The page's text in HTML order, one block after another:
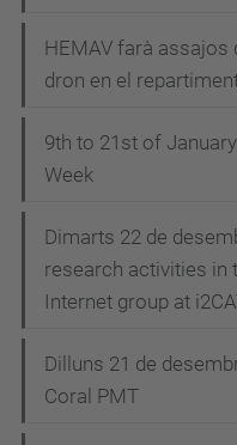
HEMAV farà assajos
dron en el
9th to 21st of
Week
Dimarts 22 de
research activities in
Internet group at
Dilluns 21 de
Coral PMT